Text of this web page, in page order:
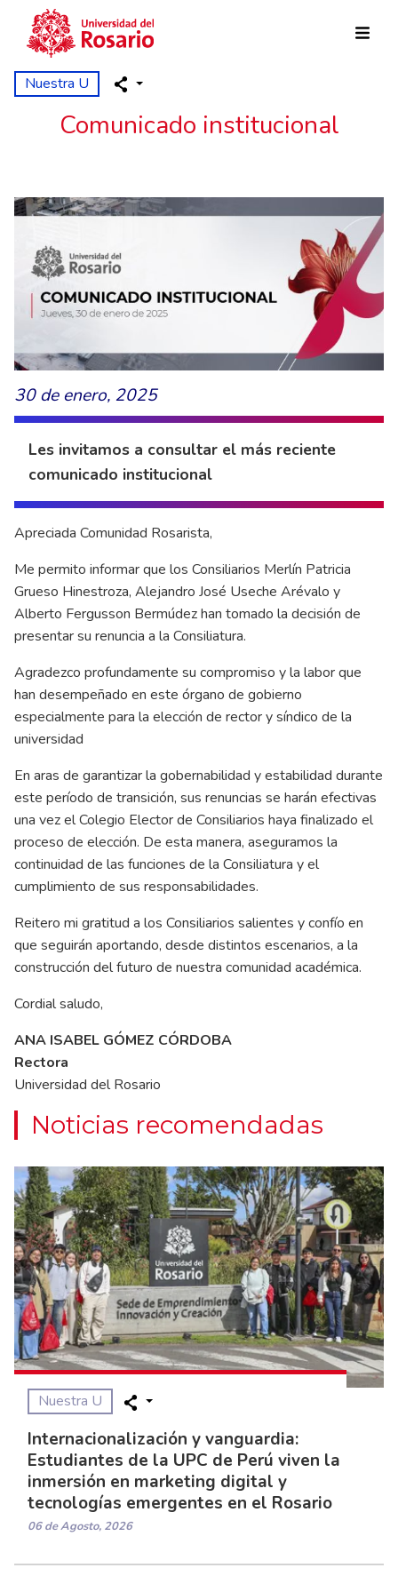
Pasar al contenido principal
Nuestra U
Comunicado institucional
30 de enero, 2025
Les invitamos a consultar el más reciente
comunicado institucional
Apreciada Comunidad Rosarista,
Me permito informar que los Consiliarios Merlín Patricia
Grueso Hinestroza, Alejandro José Useche Arévalo y
Alberto Fergusson Bermúdez han tomado la decisión de
presentar su renuncia a la Consiliatura.
Agradezco profundamente su compromiso y la labor que
han desempeñado en este órgano de gobierno
especialmente para la elección de rector y síndico de la
universidad
En aras de garantizar la gobernabilidad y estabilidad durante
este período de transición, sus renuncias se harán efectivas
una vez el Colegio Elector de Consiliarios haya finalizado el
proceso de elección. De esta manera, aseguramos la
continuidad de las funciones de la Consiliatura y el
cumplimiento de sus responsabilidades.
Reitero mi gratitud a los Consiliarios salientes y confío en
que seguirán aportando, desde distintos escenarios, a la
construcción del futuro de nuestra comunidad académica.
Cordial saludo,
ANA ISABEL GÓMEZ CÓRDOBA
Rectora
Universidad del Rosario
Noticias recomendadas
Nuestra U
Internacionalización y vanguardia:
Estudiantes de la UPC de Perú viven la
inmersión en marketing digital y
tecnologías emergentes en el Rosario
06 de Agosto, 2026